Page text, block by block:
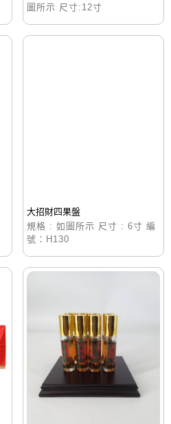
圖所示 尺寸:12寸
大招財四果盤
規格 : 如圖所示 尺寸 : 6寸 編
號：H130